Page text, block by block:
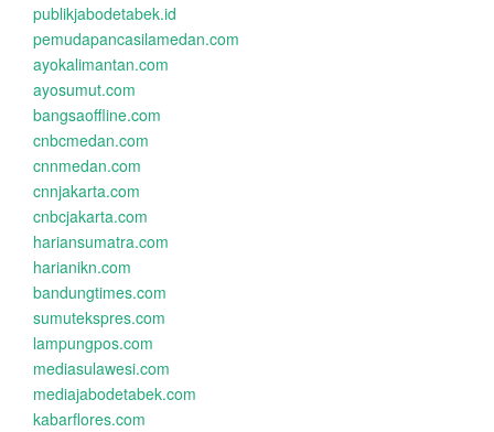
publikjabodetabek.id
pemudapancasilamedan.com
ayokalimantan.com
ayosumut.com
bangsaoffline.com
cnbcmedan.com
cnnmedan.com
cnnjakarta.com
cnbcjakarta.com
hariansumatra.com
harianikn.com
bandungtimes.com
sumutekspres.com
lampungpos.com
mediasulawesi.com
mediajabodetabek.com
kabarflores.com